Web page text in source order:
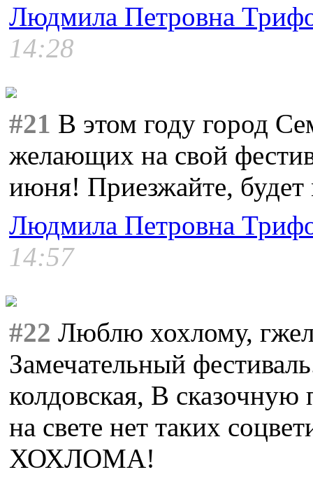
Людмила Петровна
14:28
#21 В этом году город
желающих на свой
июня! Приезжайте, будет
Людмила Петровна
14:57
#22 Люблю хохлому,
Замечательный
колдовская, В
на свете нет таких
ХОХЛОМА!